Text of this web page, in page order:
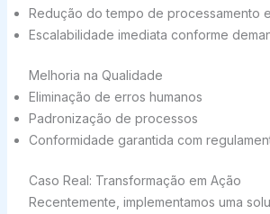
Redução do tempo de processamento
Escalabilidade imediata conforme
Melhoria na Qualidade
Eliminação de erros humanos
Padronização de processos
Conformidade garantida com
Caso Real: Transformação em Ação
Recentemente, implementamos uma